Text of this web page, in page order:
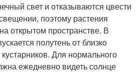
свет и отказываются цвести
поэтому растения
открытом пространстве. В
полутень от близко
Для нормального
ежедневно видеть солнце